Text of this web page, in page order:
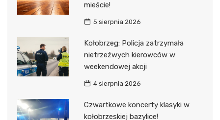
mieście!
5 sierpnia 2026
Kołobrzeg: Policja zatrzymała
nietrzeźwych kierowców w
weekendowej akcji
4 sierpnia 2026
Czwartkowe koncerty klasyki w
kołobrzeskiej bazylice!